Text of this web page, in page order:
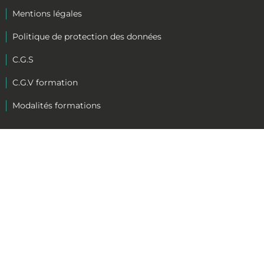
Mentions légales
Politique de protection des données
C.G.S
C.G.V formation
Modalités formations